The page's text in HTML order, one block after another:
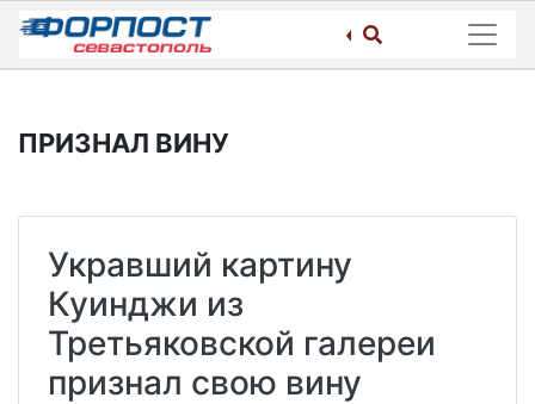
Skip
content
ПРИЗНАЛ ВИНУ
Укравший картину
Куинджи из
Третьяковской галереи
признал свою вину